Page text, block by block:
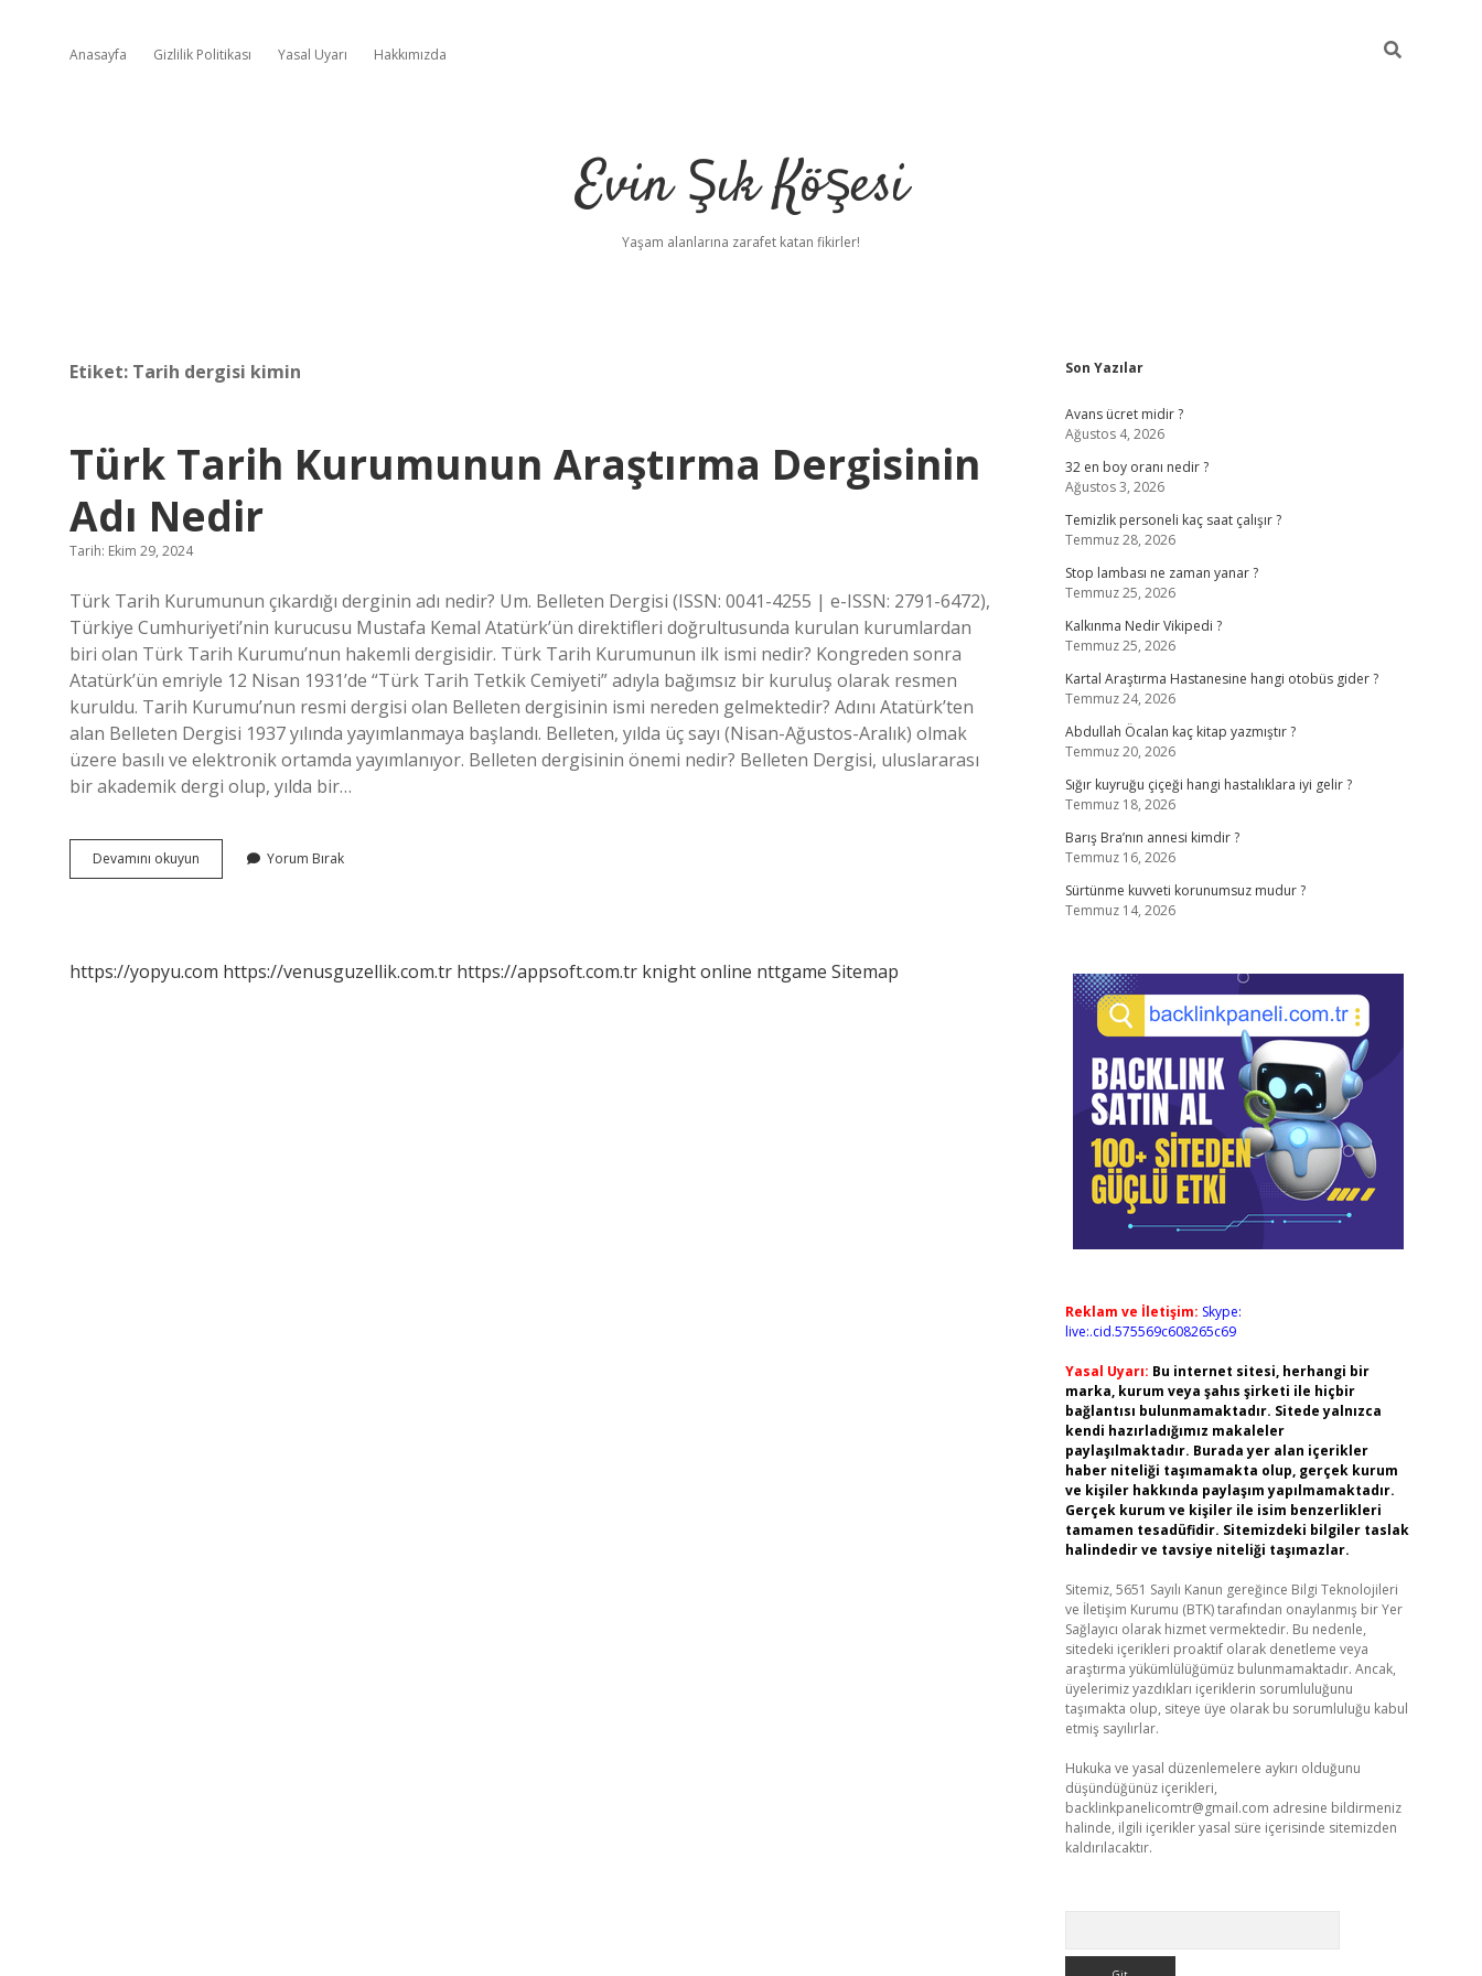
Anasayfa Gizlilik Politikası Yasal Uyarı Hakkımızda
Evin Şık Köşesi
Yaşam alanlarına zarafet katan fikirler!
Etiket: Tarih dergisi kimin
Türk Tarih Kurumunun Araştırma Dergisinin
Adı Nedir
Tarih: Ekim 29, 2024
Türk Tarih Kurumunun çıkardığı derginin adı nedir? Um. Belleten Dergisi (ISSN: 0041-4255 | e-ISSN: 2791-6472),
Türkiye Cumhuriyeti’nin kurucusu Mustafa Kemal Atatürk’ün direktifleri doğrultusunda kurulan kurumlardan
biri olan Türk Tarih Kurumu’nun hakemli dergisidir. Türk Tarih Kurumunun ilk ismi nedir? Kongreden sonra
Atatürk’ün emriyle 12 Nisan 1931’de “Türk Tarih Tetkik Cemiyeti” adıyla bağımsız bir kuruluş olarak resmen
kuruldu. Tarih Kurumu’nun resmi dergisi olan Belleten dergisinin ismi nereden gelmektedir? Adını Atatürk’ten
alan Belleten Dergisi 1937 yılında yayımlanmaya başlandı. Belleten, yılda üç sayı (Nisan-Ağustos-Aralık) olmak
üzere basılı ve elektronik ortamda yayımlanıyor. Belleten dergisinin önemi nedir? Belleten Dergisi, uluslararası
bir akademik dergi olup, yılda bir…
Devamını okuyun
Tarih
Nedir
Yorum Bırak
https://yopyu.com https://venusguzellik.com.tr https://appsoft.com.tr knight online nttgame Sitemap
Sidebar
Son Yazılar
Avans ücret midir ?
Ağustos 4, 2026
32 en boy oranı nedir ?
Ağustos 3, 2026
Temizlik personeli kaç saat çalışır ?
Temmuz 28, 2026
Stop lambası ne zaman yanar ?
Temmuz 25, 2026
Kalkınma Nedir Vikipedi ?
Temmuz 25, 2026
Kartal Araştırma Hastanesine hangi otobüs gider ?
Temmuz 24, 2026
Abdullah Öcalan kaç kitap yazmıştır ?
Temmuz 20, 2026
Sığır kuyruğu çiçeği hangi hastalıklara iyi gelir ?
Temmuz 18, 2026
Barış Bra’nın annesi kimdir ?
Temmuz 16, 2026
Sürtünme kuvveti korunumsuz mudur ?
Temmuz 14, 2026
Reklam ve İletişim: Skype:
live:.cid.575569c608265c69
Yasal Uyarı: Bu internet sitesi, herhangi bir
marka, kurum veya şahıs şirketi ile hiçbir
bağlantısı bulunmamaktadır. Sitede yalnızca
kendi hazırladığımız makaleler
paylaşılmaktadır. Burada yer alan içerikler
haber niteliği taşımamakta olup, gerçek kurum
ve kişiler hakkında paylaşım yapılmamaktadır.
Gerçek kurum ve kişiler ile isim benzerlikleri
tamamen tesadüfidir. Sitemizdeki bilgiler taslak
halindedir ve tavsiye niteliği taşımazlar.
Sitemiz, 5651 Sayılı Kanun gereğince Bilgi Teknolojileri
ve İletişim Kurumu (BTK) tarafından onaylanmış bir Yer
Sağlayıcı olarak hizmet vermektedir. Bu nedenle,
sitedeki içerikleri proaktif olarak denetleme veya
araştırma yükümlülüğümüz bulunmamaktadır. Ancak,
üyelerimiz yazdıkları içeriklerin sorumluluğunu
taşımakta olup, siteye üye olarak bu sorumluluğu kabul
etmiş sayılırlar.
Hukuka ve yasal düzenlemelere aykırı olduğunu
düşündüğünüz içerikleri,
backlinkpanelicomtr@gmail.com adresine bildirmeniz
halinde, ilgili içerikler yasal süre içerisinde sitemizden
kaldırılacaktır.